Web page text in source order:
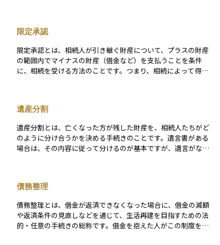
初から相続人でなかったものとみなされるため、借金の返済義
務も一切負わなくて済みます。ただし、相続があったことを知
ってから3か月以内に家庭裁判所に申し立てる必要があり、その
期限を過ぎると原則として相続を受け入れたとみなされてしま
います。したがって、放棄を検討する場合は早めの判断と手続
限定承認
限定承認とは、相続人が引き継ぐ財産について、プラスの財産
の範囲内でマイナスの財産（借金など）を支払うことを条件
に、相続を受ける方法のことです。つまり、相続によって得ら
とで損をするリスクを減らすことができます。ただし、限定承
認を行うには、相続の開始を知ってから原則として3か月以内
に、他の相続人全員と一緒に家庭裁判所に申立てをする必要が
あるため、手続きがやや複雑です。
遺産分割
遺産分割とは、亡くなった方が残した財産を、相続人たちがど
のように分け合うかを決める手続きのことです。遺言書がある
場合は、その内容に従って分けるのが基本ですが、遺言がない
す。 話し合いがまとまらないときは、家庭裁判所に調停を申し
立てることもあります。遺産分割は、相続税の申告や資産の名
義変更にも影響するため、早めの準備と手続きが大切です。
債務整理
債務整理とは、借金が返済できなくなった場合に、借金の減額
や返済条件の見直しなどを通じて、生活再建を目指すための法
的・任意の手続きの総称です。借金を抱えた人がこの制度を利